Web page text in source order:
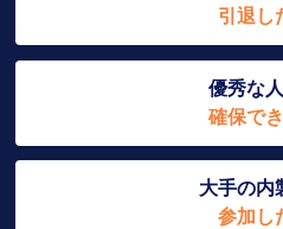
引退し
優秀な
確保で
大手の内
参加し